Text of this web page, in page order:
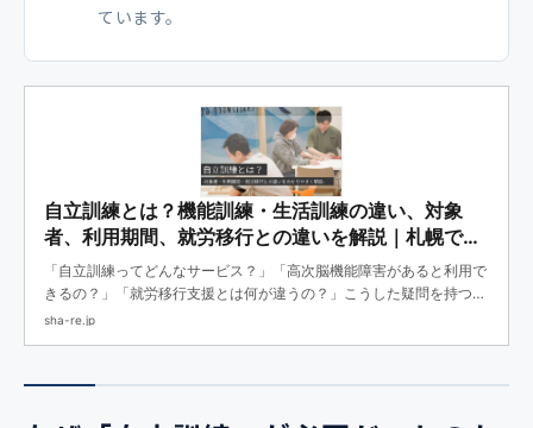
ています。
自立訓練とは？機能訓練・生活訓練の違い、対象
者、利用期間、就労移行との違いを解説｜札幌で相
談できる支援も紹介｜SHARE（コーポレート）
「自立訓練ってどんなサービス？」「高次脳機能障害があると利用で
きるの？」「就労移行支援とは何が違うの？」こうした疑問を持つ方
は少なくありません。自立訓練は、障害福祉サービスのうち訓練等給
sha-re.jp